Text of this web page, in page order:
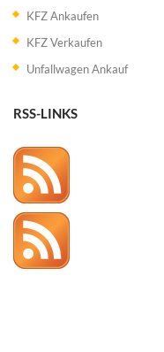
KFZ Ankaufen
KFZ Verkaufen
Unfallwagen Ankauf
RSS-LINKS